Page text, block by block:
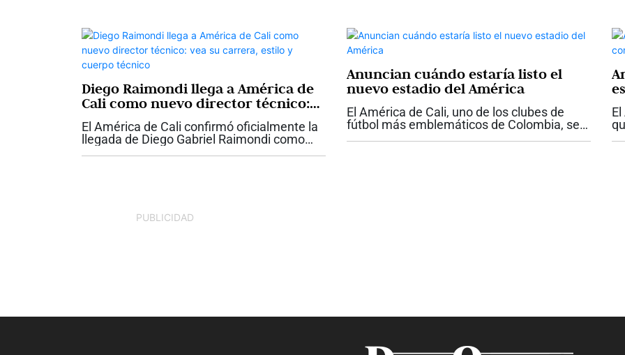
Diego Raimondi llega a América de
Cali como nuevo director técnico:
vea su carrera, estilo y cuerpo
técnico
El América de Cali confirmó oficialmente la
llegada de Diego Gabriel Raimondi como
nuevo director técnico del equipo
Anuncian cuándo estaría listo el
nuevo estadio del América
El América de Cali, uno de los clubes de
fútbol más emblemáticos de Colombia, se
encuentra trabajando en un ambicioso
PUBLICIDAD